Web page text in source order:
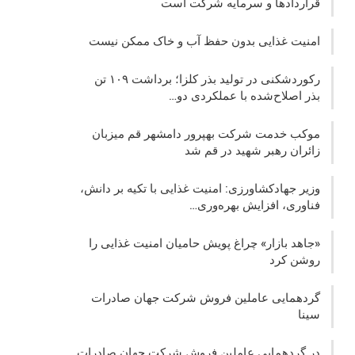
قراردادها و سرمایه شرکت‌ است
امنیت غذایی بدون حفظ آب و خاک ممکن نیست
رکوردشکنی در تولید بذر کلزا؛ برداشت ۱۰۹ تن
بذر اصلاح‌شده با عملکردی دو…
موکب خدمت شرکت بهپرور دامشهر قم میزبان
زائران رهبر شهید در قم شد
وزیر جهادکشاورزی: امنیت غذایی با تکیه بر دانش،
فناوری، افزایش بهره‌وری…
«جاهد بازار» چراغ پویش حامیان امنیت غذایی را
روشن کرد
گردهمایی عاملین فروش شرکت جهان صادرات
سینا